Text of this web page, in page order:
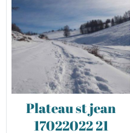
Plateau st jean
17022022 21